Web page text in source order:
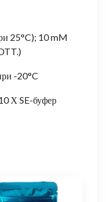
25°C); 10 mM
-20°C
Х SE-буфер